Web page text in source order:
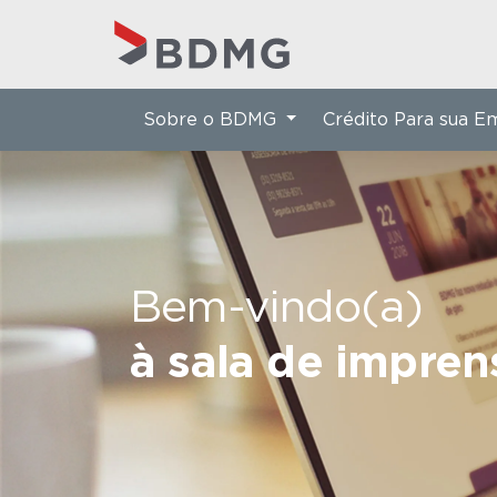
Bem-vindo(a)
à sala de
Sobre o BDMG Crédito Para sua